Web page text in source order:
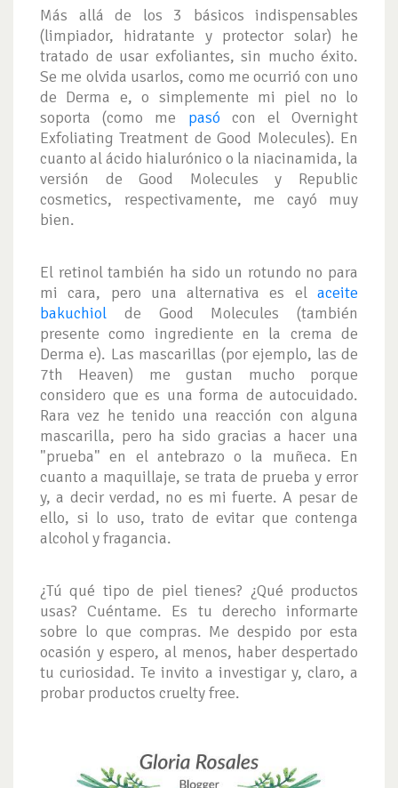
Más allá de los 3 básicos indispensables
(limpiador, hidratante y protector solar) he
tratado de usar exfoliantes, sin mucho éxito.
Se me olvida usarlos, como me ocurrió con uno
de Derma e, o simplemente mi piel no lo
soporta (como me pasó con el Overnight
Exfoliating Treatment de Good Molecules). En
cuanto al ácido hialurónico o la niacinamida, la
versión de Good Molecules y Republic
cosmetics, respectivamente, me cayó muy
bien.
El retinol también ha sido un rotundo no para
mi cara, pero una alternativa es el aceite
bakuchiol de Good Molecules (también
presente como ingrediente en la crema de
Derma e). Las mascarillas (por ejemplo, las de
7th Heaven) me gustan mucho porque
considero que es una forma de autocuidado.
Rara vez he tenido una reacción con alguna
mascarilla, pero ha sido gracias a hacer una
"prueba" en el antebrazo o la muñeca. En
cuanto a maquillaje, se trata de prueba y error
y, a decir verdad, no es mi fuerte. A pesar de
ello, si lo uso, trato de evitar que contenga
alcohol y fragancia.
¿Tú qué tipo de piel tienes? ¿Qué productos
usas? Cuéntame. Es tu derecho informarte
sobre lo que compras. Me despido por esta
ocasión y espero, al menos, haber despertado
tu curiosidad. Te invito a investigar y, claro, a
probar productos cruelty free.